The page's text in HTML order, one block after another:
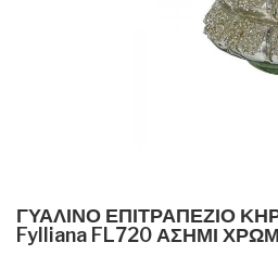
ΓΥΑΛΙΝΟ ΕΠΙΤΡΑΠΕΖΙΟ
Fylliana FL720 ΑΣΗΜΙ